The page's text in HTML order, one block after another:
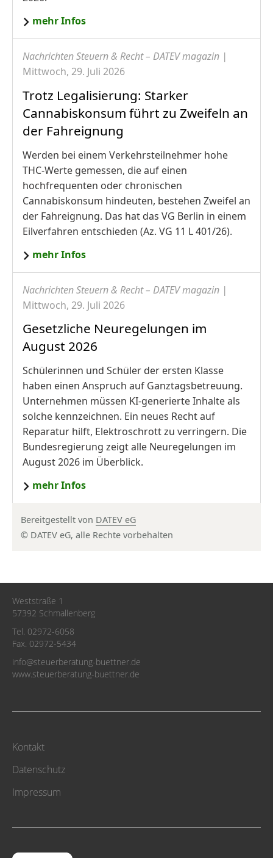
mehr Infos
Nachrichten Steuern & Recht – DATEV magazin |
Mittwoch, 29. Juli 2026
Trotz Legalisierung: Starker
Cannabiskonsum führt zu Zweifeln an
der Fahreignung
Werden bei einem Verkehrsteilnehmer hohe
THC-Werte gemessen, die auf einen
hochfrequenten oder chronischen
Cannabiskonsum hindeuten, bestehen Zweifel an
der Fahreignung. Das hat das VG Berlin in einem
Eilverfahren entschieden (Az. VG 11 L 401/26).
mehr Infos
Nachrichten Steuern & Recht – DATEV magazin |
Mittwoch, 29. Juli 2026
Gesetzliche Neuregelungen im
August 2026
Schülerinnen und Schüler der ersten Klasse
haben einen Anspruch auf Ganztagsbetreuung.
Unternehmen müssen KI-generierte Inhalte als
solche kennzeichnen. Ein neues Recht auf
Reparatur hilft, Elektroschrott zu verringern. Die
Bundesregierung zeigt alle Neuregelungen im
August 2026 im Überblick.
mehr Infos
Bereitgestellt von DATEV eG
© DATEV eG, alle Rechte vorbehalten
Weststraße 1
57392 Schmallenberg
Tel. 02972-6058
Fax. 02972-5434
info@steuerberatung-buettner.de
www.steuerberatung-buettner.de
Kontakt
Datenschutz
Impressum